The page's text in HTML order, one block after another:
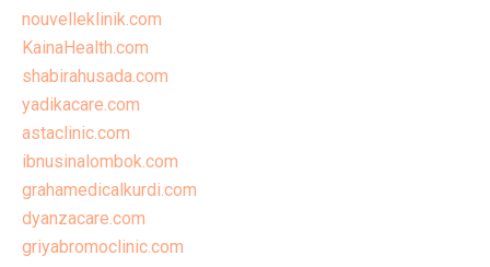
nouvelleklinik.com
KainaHealth.com
shabirahusada.com
yadikacare.com
astaclinic.com
ibnusinalombok.com
grahamedicalkurdi.com
dyanzacare.com
griyabromoclinic.com